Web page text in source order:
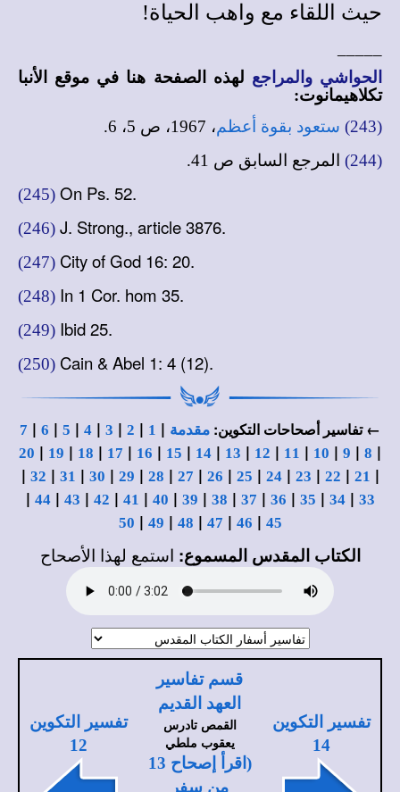
حيث اللقاء مع واهب الحياة!
الحواشي والمراجع لهذه الصفحة هنا في موقع الأنبا
تكلاهيمانوت:
(243)
ستعود بقوة أعظم، 1967، ص 5، 6.
(244)
المرجع السابق ص 41.
(245) On Ps. 52.
(246) J. Strong., article 3876.
(247) City of God 16: 20.
(248) In 1 Cor. hom 35.
(249) Ibid 25.
(250) Cain & Abel 1: 4 (12).
← تفاسير أصحاحات التكوين: مقدمة |
1
|
2
|
3
|
4
|
5
|
6
|
7
|
8
|
9
|
10
|
11
|
12
|
13
|
14
|
15
|
16
|
17
|
18
|
19
|
20
|
21
|
22
|
23
|
24
|
25
|
26
|
27
|
28
|
29
|
30
|
31
|
32
|
33
|
34
|
35
|
36
|
37
|
38
|
39
|
40
|
41
|
42
|
43
|
44
|
45
|
46
|
47
|
48
|
49
|
50
الكتاب المقدس المسموع: استمع لهذا الأصحاح
تفسير التكوين
14
قسم تفاسير
العهد القديم
القمص تادرس
يعقوب ملطي
(اقرأ إصحاح 13
من سفر
تفسير التكوين
12